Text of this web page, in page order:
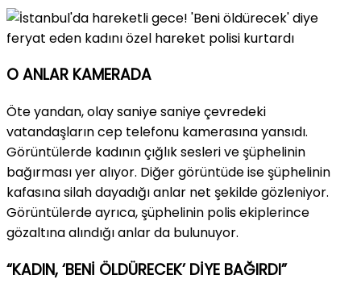
O ANLAR KAMERADA
Öte yandan, olay saniye saniye çevredeki
vatandaşların cep telefonu kamerasına yansıdı.
Görüntülerde kadının çığlık sesleri ve şüphelinin
bağırması yer alıyor. Diğer görüntüde ise şüphelinin
kafasına silah dayadığı anlar net şekilde gözleniyor.
Görüntülerde ayrıca, şüphelinin polis ekiplerince
gözaltına alındığı anlar da bulunuyor.
“KADIN, ‘BENİ ÖLDÜRECEK’ DİYE BAĞIRDI”